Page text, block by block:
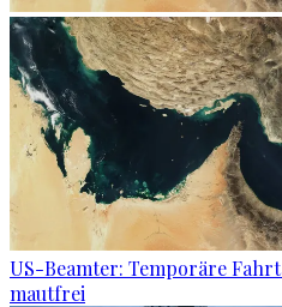
US-Beamter: Temporäre
mautfrei